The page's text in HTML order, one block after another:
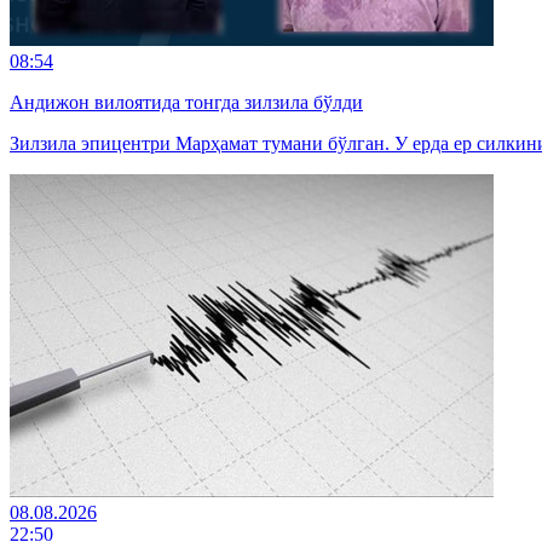
08:54
Андижон вилоятида тонгда зилзила бўлди
Зилзила эпицентри Марҳамат тумани бўлган. У ерда ер
08.08.2026
22:50